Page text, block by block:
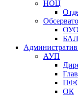
НОЦ
ОУО
АУП
ОК